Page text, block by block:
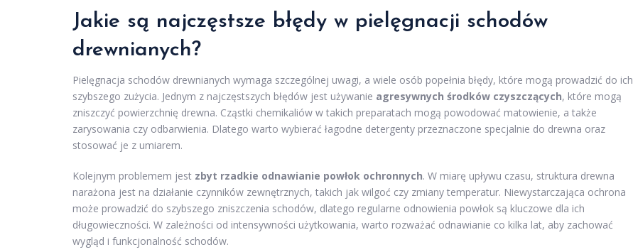
Jakie są najczęstsze błędy w pielęgnacji schodów
drewnianych?
Pielęgnacja schodów drewnianych wymaga szczególnej uwagi, a wiele osób popełnia błędy, które mogą prowadzić do ich
szybszego zużycia. Jednym z najczęstszych błędów jest używanie agresywnych środków czyszczących, które mogą
zniszczyć powierzchnię drewna. Cząstki chemikaliów w takich preparatach mogą powodować matowienie, a także
zarysowania czy odbarwienia. Dlatego warto wybierać łagodne detergenty przeznaczone specjalnie do drewna oraz
stosować je z umiarem.
Kolejnym problemem jest zbyt rzadkie odnawianie powłok ochronnych. W miarę upływu czasu, struktura drewna
narażona jest na działanie czynników zewnętrznych, takich jak wilgoć czy zmiany temperatur. Niewystarczająca ochrona
może prowadzić do szybszego zniszczenia schodów, dlatego regularne odnowienia powłok są kluczowe dla ich
długowieczności. W zależności od intensywności użytkowania, warto rozważać odnawianie co kilka lat, aby zachować
wygląd i funkcjonalność schodów.